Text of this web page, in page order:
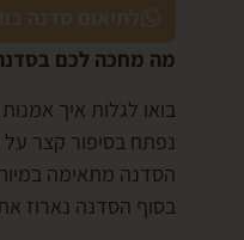
מה מחכה לכם
בואו לגלות איך
נפתח בסיפור קצר על
הסדנה מתאימה
בסוף הסדנה נארוז